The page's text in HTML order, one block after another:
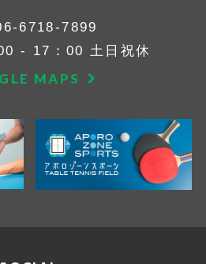
6718-7899
- 17：00 土日祝休
MAPS